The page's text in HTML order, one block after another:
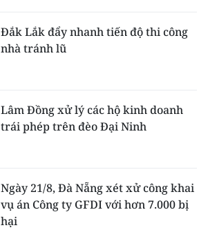
Đắk Lắk đẩy nhanh tiến độ thi công
nhà tránh lũ
Lâm Đồng xử lý các hộ kinh doanh
trái phép trên đèo Đại Ninh
Ngày 21/8, Đà Nẵng xét xử công khai
vụ án Công ty GFDI với hơn 7.000 bị
hại